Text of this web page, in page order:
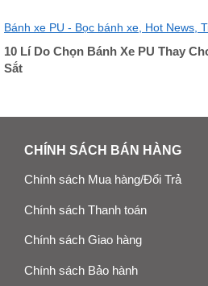
Bánh xe PU - Bọc bánh xe, Hot News,
10 Lí Do Chọn Bánh Xe PU Thay
Sắt
CHÍNH SÁCH BÁN HÀNG
Chính sách Mua hàng/Đổi Trả
Chính sách Thanh toán
Chính sách Giao hàng
Chính sách Bảo hành